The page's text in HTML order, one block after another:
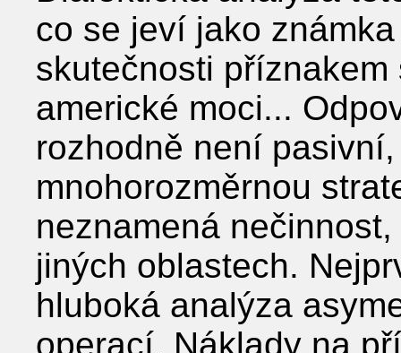
co se jeví jako
skutečnosti
americké moci...
rozhodně není
mnohorozměrnou
neznamená
jiných oblastech.
hluboká analýza
operací. Náklady na